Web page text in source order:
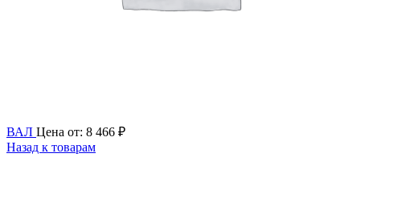
ВАЛ Цена от: 8 466 ₽
Назад к товарам